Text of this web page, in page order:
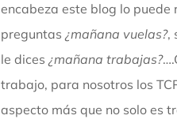
encabeza este blog lo
preguntas ¿mañana vuelas?,
le dices ¿mañana trabajas?
trabajo, para nosotros los
aspecto más que no solo es